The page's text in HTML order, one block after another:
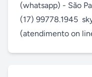
(whatsapp) - São
(17) 99778.1945
(atendimento on